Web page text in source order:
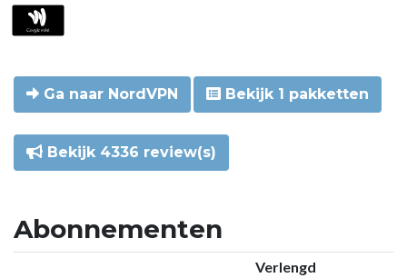
Ga naar NordVPN Bekijk 1 pakketten
Bekijk 4336 review(s)
Abonnementen
Verlengd